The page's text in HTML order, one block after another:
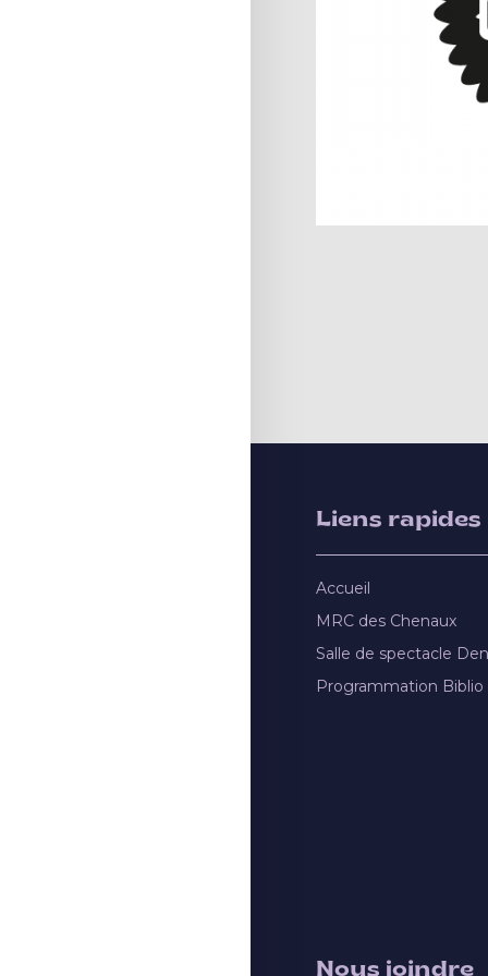
Liens rapides
Accueil
MRC des Chenaux
Salle de spectacle
Programmation Biblio
Nous joindre